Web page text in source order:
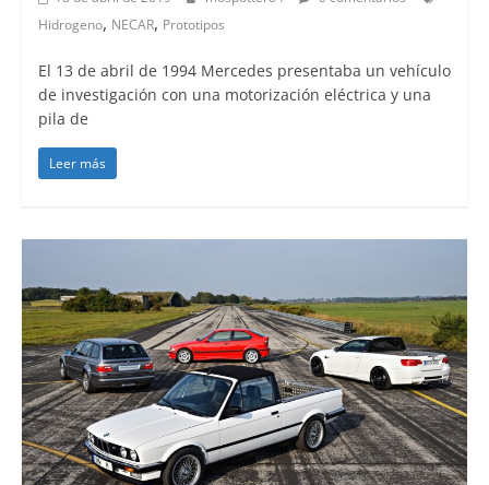
Hidrogeno, NECAR, Prototipos
El 13 de abril de 1994 Mercedes presentaba un vehículo
de investigación con una motorización eléctrica y una
pila de
Leer más